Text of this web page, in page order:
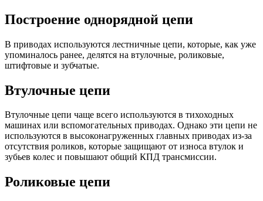
Построение однорядной цепи
В приводах используются лестничные цепи, которые, как уже
упоминалось ранее, делятся на втулочные, роликовые,
штифтовые и зубчатые.
Втулочные цепи
Втулочные цепи чаще всего используются в тихоходных
машинах или вспомогательных приводах. Однако эти цепи не
используются в высоконагруженных главных приводах из-за
отсутствия роликов, которые защищают от износа втулок и
зубьев колес и повышают общий КПД трансмиссии.
Роликовые цепи